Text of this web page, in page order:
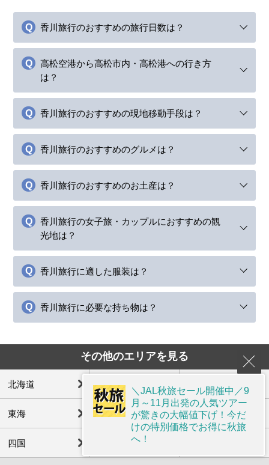
香川旅行のおすすめの旅行日数は？
高松空港から高松市内・高松港への行き方
は？
香川旅行のおすすめの現地移動手段は？
香川旅行のおすすめのグルメは？
香川旅行のおすすめのお土産は？
香川旅行の女子旅・カップルにおすすめの観
光地は？
香川旅行に適した服装は？
香川旅行に必要な持ち物は？
その他のエリアを見る
北海道 東北
東海 関西(近畿) 中国
四国
＼JAL秋旅セール開催中／9
月～11月出発の人気ツアー
が驚きの大幅値下げ！今だ
けの特別価格でお得に秋旅
へ！